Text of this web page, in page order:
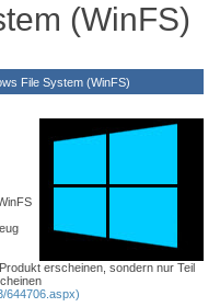
(WinFS)
File System (WinFS)
erscheinen, sondern nur Teil
644706.aspx)